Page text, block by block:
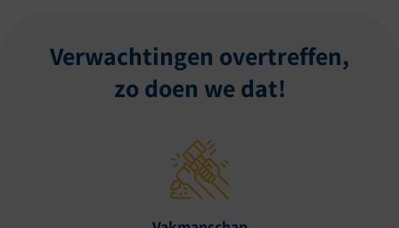
Verwachtingen overtreffen,
zo doen we dat!